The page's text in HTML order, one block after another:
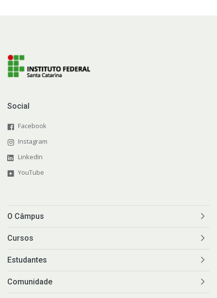
Social
Facebook
Instagram
LinkedIn
YouTube
O Câmpus
Cursos
Estudantes
Comunidade